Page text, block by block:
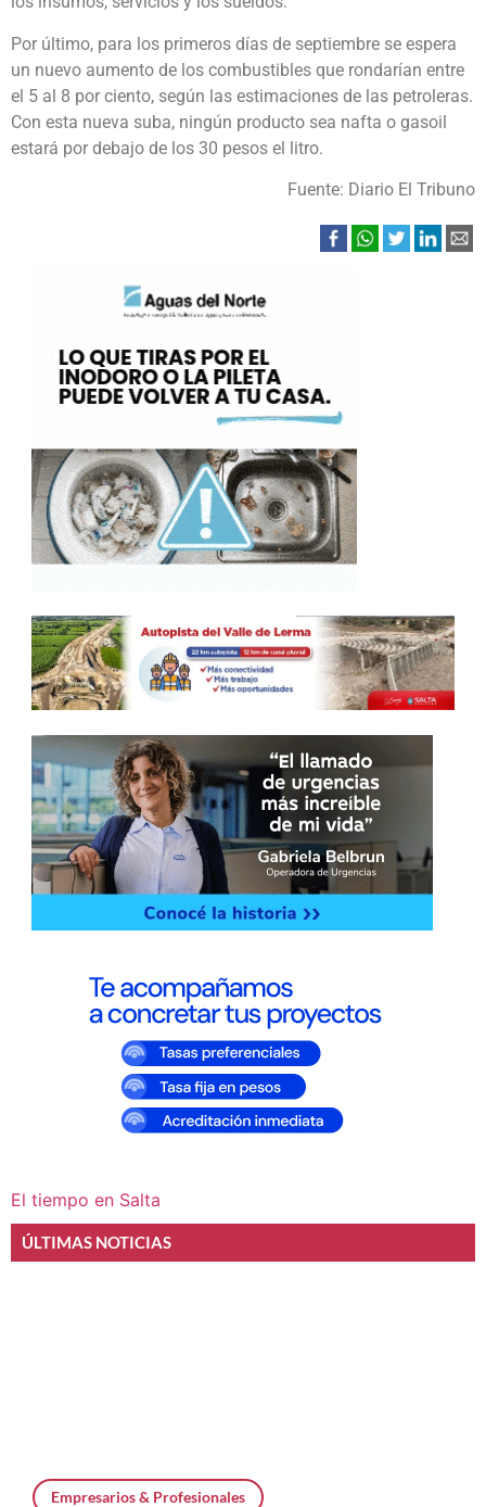
Por último, para los primeros días de septiembre se espera
un nuevo aumento de los combustibles que rondarían entre
el 5 al 8 por ciento, según las estimaciones de las petroleras.
Con esta nueva suba, ningún producto sea nafta o gasoil
estará por debajo de los 30 pesos el litro.
Fuente: Diario El Tribuno
El tiempo en Salta
ÚLTIMAS NOTICIAS
Empresarios & Profesionales